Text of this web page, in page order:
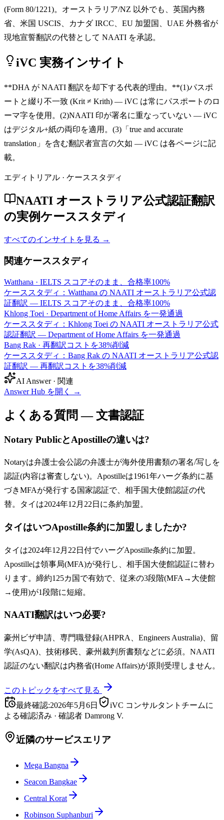
(Form 80/1221)。オーストラリア/NZ 以外でも、英国内務
省、米国 USCIS、カナダ IRCC、EU 加盟国、UAE 外務省が
現地宣誓翻訳の代替として NAATI を承認。
iVC 実務インサイト
**DHA が NAATI 翻訳を却下する代表的理由。**(1)パスポ
ートと綴り不一致 (Krit ≠ Krith) — iVC は常にパスポートのロ
ーマ字を使用。(2)NAATI 印が署名に重なっていない — iVC
はデジタル+紙の両印を適用。(3)「true and accurate
translation」を含む翻訳者宣言の欠如 — iVC は各ページに記
載。
エディトリアル · ケーススタディ
NAATI オーストラリア公式認証翻訳
の実例ケーススタディ
すべてのインサイトを見る →
関連ケーススタディ
Watthana · IELTS スコアそのまま、合格率100%
ケーススタディ：Watthana の NAATI オーストラリア公式認
証翻訳 — IELTS スコアそのまま、合格率100%
Khlong Toei · Department of Home Affairs を一発通過
ケーススタディ：Khlong Toei の NAATI オーストラリア公式
認証翻訳 — Department of Home Affairs を一発通過
Bang Rak · 再翻訳コストを38%削減
ケーススタディ：Bang Rak の NAATI オーストラリア公式認
証翻訳 — 再翻訳コストを38%削減
AI Answer · 関連
Answer Hub を開く
→
よくある質問 — 文書認証
Notary PublicとApostilleの違いは?
Notaryは弁護士会公認の弁護士が海外使用書類の署名/写しを
認証(内容は審査しない)。Apostilleは1961年ハーグ条約に基
づきMFAが発行する国家認証で、相手国大使館認証の代
替。タイは2024年12月22日に条約加盟。
タイはいつApostille条約に加盟しましたか?
タイは2024年12月22日付でハーグApostille条約に加盟。
Apostilleは領事局(MFA)が発行し、相手国大使館認証に替わ
ります。締約125カ国で有効で、従来の3段階(MFA→大使館
→使用)が1段階に短縮。
NAATI翻訳はいつ必要?
豪州ビザ申請、専門職登録(AHPRA、Engineers Australia)、留
学(AsQA)、技術移民、豪州裁判所書類などに必須。NAATI
認証のない翻訳は内務省(Home Affairs)が原則受理しません。
このトピックをすべて見る
最終確認:2026年5月6日
iVC コンサルタントチームに
よる確認済み · 確認者 Damrong V.
近隣のサービスエリア
Mega Bangna
Seacon Bangkae
Central Korat
Robinson Suphanburi